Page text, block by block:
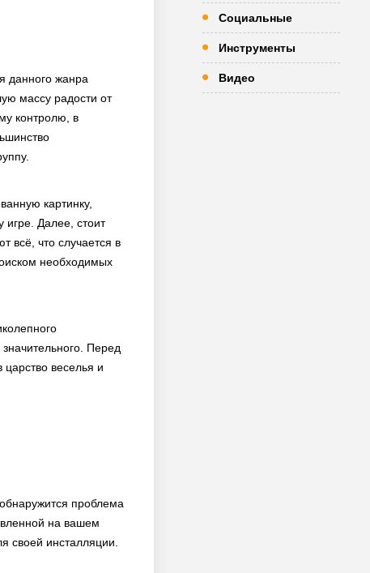
данного жанра
массу радости от
контролю, в
картинку,
Далее, стоит
всё, что случается в
необходимых
Перед
веселья и
проблема
на вашем
своей инсталляции.
Социальные
Инструменты
Видео